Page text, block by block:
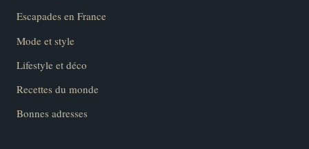
Escapades en France
Mode et style
Lifestyle et déco
Recettes du monde
Bonnes adresses